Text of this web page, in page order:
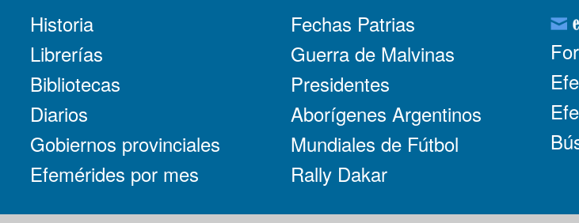
Historia
Librerías
Bibliotecas
Diarios
Gobiernos provinciales
Efemérides por mes
Fechas Patrias
Guerra de Malvinas
Presidentes
Aborígenes Argentinos
Mundiales de Fútbol
Rally Dakar